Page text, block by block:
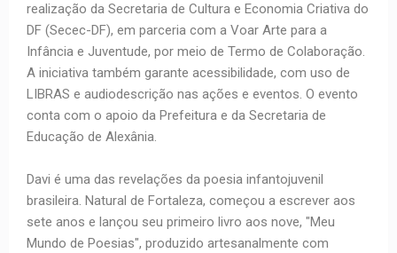
realização da Secretaria de Cultura e Economia Criativa do
DF (Secec-DF), em parceria com a Voar Arte para a
Infância e Juventude, por meio de Termo de Colaboração.
A iniciativa também garante acessibilidade, com uso de
LIBRAS e audiodescrição nas ações e eventos. O evento
conta com o apoio da Prefeitura e da Secretaria de
Educação de Alexânia.
Davi é uma das revelações da poesia infantojuvenil
brasileira. Natural de Fortaleza, começou a escrever aos
sete anos e lançou seu primeiro livro aos nove, "Meu
Mundo de Poesias", produzido artesanalmente com